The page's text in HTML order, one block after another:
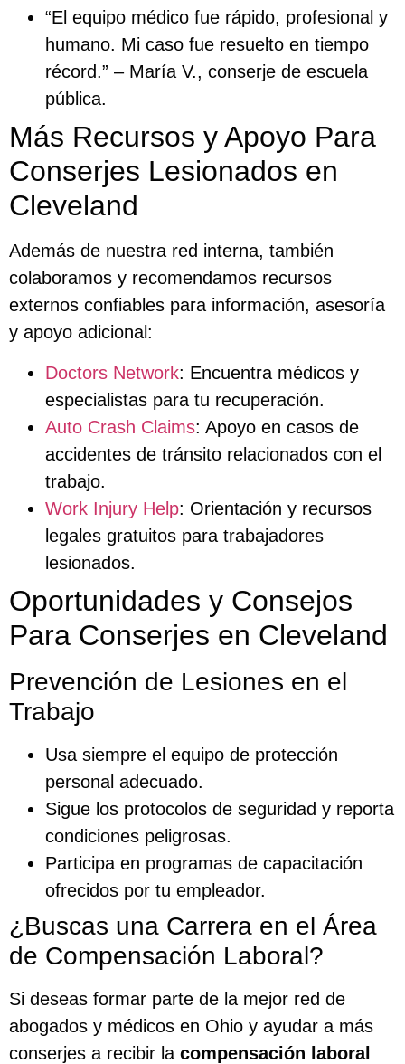
“El equipo médico fue rápido, profesional y
humano. Mi caso fue resuelto en tiempo
récord.” – María V., conserje de escuela
pública.
Más Recursos y Apoyo Para
Conserjes Lesionados en
Cleveland
Además de nuestra red interna, también
colaboramos y recomendamos recursos
externos confiables para información, asesoría
y apoyo adicional:
Doctors Network: Encuentra médicos y
especialistas para tu recuperación.
Auto Crash Claims: Apoyo en casos de
accidentes de tránsito relacionados con el
trabajo.
Work Injury Help: Orientación y recursos
legales gratuitos para trabajadores
lesionados.
Oportunidades y Consejos
Para Conserjes en Cleveland
Prevención de Lesiones en el
Trabajo
Usa siempre el equipo de protección
personal adecuado.
Sigue los protocolos de seguridad y reporta
condiciones peligrosas.
Participa en programas de capacitación
ofrecidos por tu empleador.
¿Buscas una Carrera en el Área
de Compensación Laboral?
Si deseas formar parte de la mejor red de
abogados y médicos en Ohio y ayudar a más
conserjes a recibir la compensación laboral